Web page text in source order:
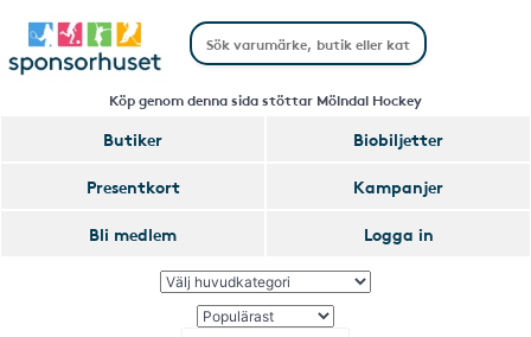
Köp genom denna sida stöttar Mölndal Hockey
Butiker
Biobiljetter
Presentkort
Kampanjer
Bli medlem
Logga in